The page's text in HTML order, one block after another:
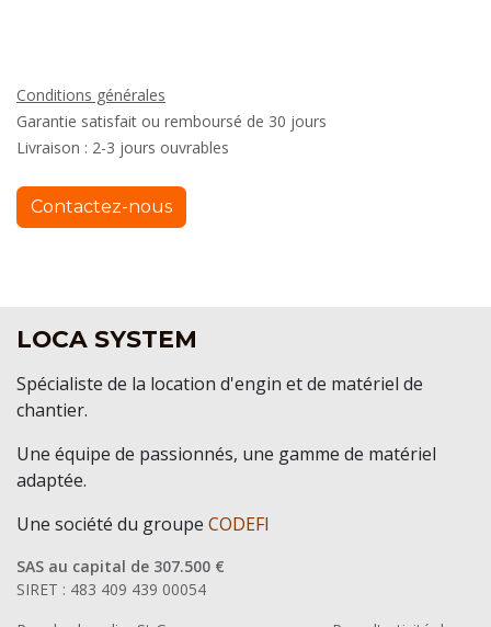
Conditions générales
Garantie satisfait ou remboursé de 30 jours
Livraison : 2-3 jours ouvrables
Contactez-nous
LOCA SYSTEM
Spécialiste de la location d'engin et de matériel de
chantier.
Une équipe de passionnés, une gamme de matériel
adaptée.
Une société du groupe CODEFI
SAS au capital de 307.500 €
SIRET : 483 409 439 00054